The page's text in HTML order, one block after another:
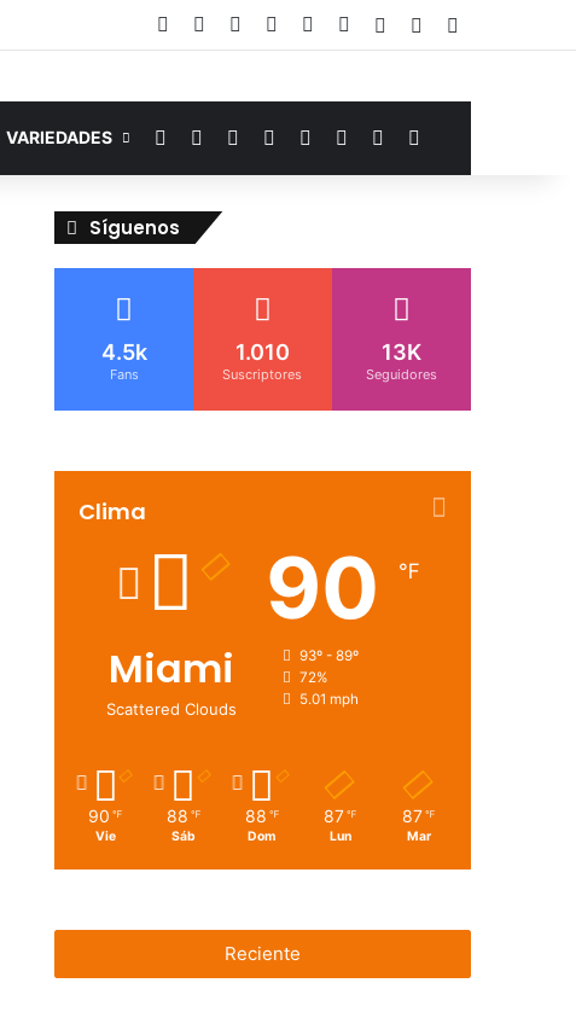
FacebookYouTubeInstagramTelegramWhatsAppGoogle Noticias
AccesoPublicación al
VARIEDADES FacebookYouTubeInstagramTelegramWhatsAppGoogle Noticias
Switch skin
Síguenos
4.5k
Fans
1.010
Suscriptores
13K
Seguidores
Clima
Miami
Scattered Clouds
90 ℉
93º - 89º
72%
5.01 mph
90 ℉
Vie
88 ℉
Sáb
88 ℉
Dom
87 ℉
Lun
87 ℉
Mar
Reciente